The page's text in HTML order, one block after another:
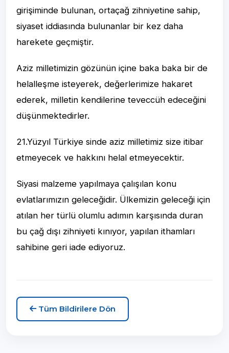
girişiminde bulunan, ortaçağ zihniyetine sahip,
siyaset iddiasında bulunanlar bir kez daha
harekete geçmiştir.
Aziz milletimizin gözünün içine baka baka bir de
helalleşme isteyerek, değerlerimize hakaret
ederek, milletin kendilerine teveccüh edeceğini
düşünmektedirler.
21.Yüzyıl Türkiye sinde aziz milletimiz size itibar
etmeyecek ve hakkını helal etmeyecektir.
Siyasi malzeme yapılmaya çalışılan konu
evlatlarımızın geleceğidir. Ülkemizin geleceği için
atılan her türlü olumlu adımın karşısında duran
bu çağ dışı zihniyeti kınıyor, yapılan ithamları
sahibine geri iade ediyoruz.
Tüm Bildirilere Dön